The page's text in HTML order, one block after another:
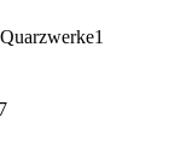
1